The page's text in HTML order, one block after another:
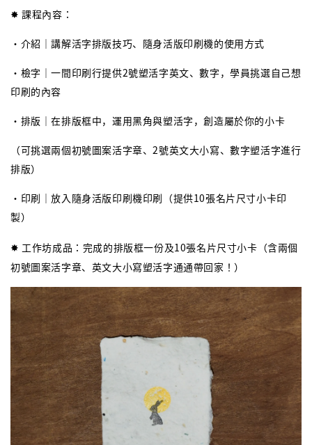
✸ 課程內容：
・介紹｜講解活字排版技巧、隨身活版印刷機的使用方式
・檢字｜一間印刷行提供2號塑活字英文、數字，學員挑選自己想
印刷的內容
・排版｜在排版框中，運用黑角與塑活字，創造屬於你的小卡
（可挑選兩個初號圖案活字章、2號英文大小寫、數字塑活字進行
排版）
・印刷｜放入隨身活版印刷機印刷（提供10張名片尺寸小卡印
製）
✸ 工作坊成品：完成的排版框一份及10張名片尺寸小卡（含兩個
初號圖案活字章、英文大小寫塑活字通通帶回家！）